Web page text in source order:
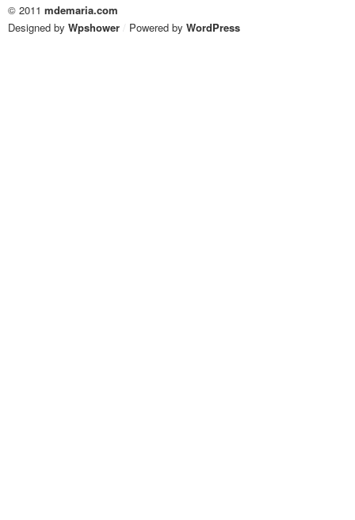
© 2011 mdemaria.com
Designed by Wpshower / Powered by WordPress